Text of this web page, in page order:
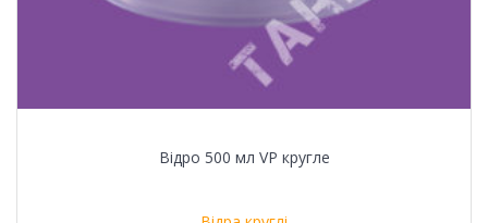
Відро 500 мл VР кругле